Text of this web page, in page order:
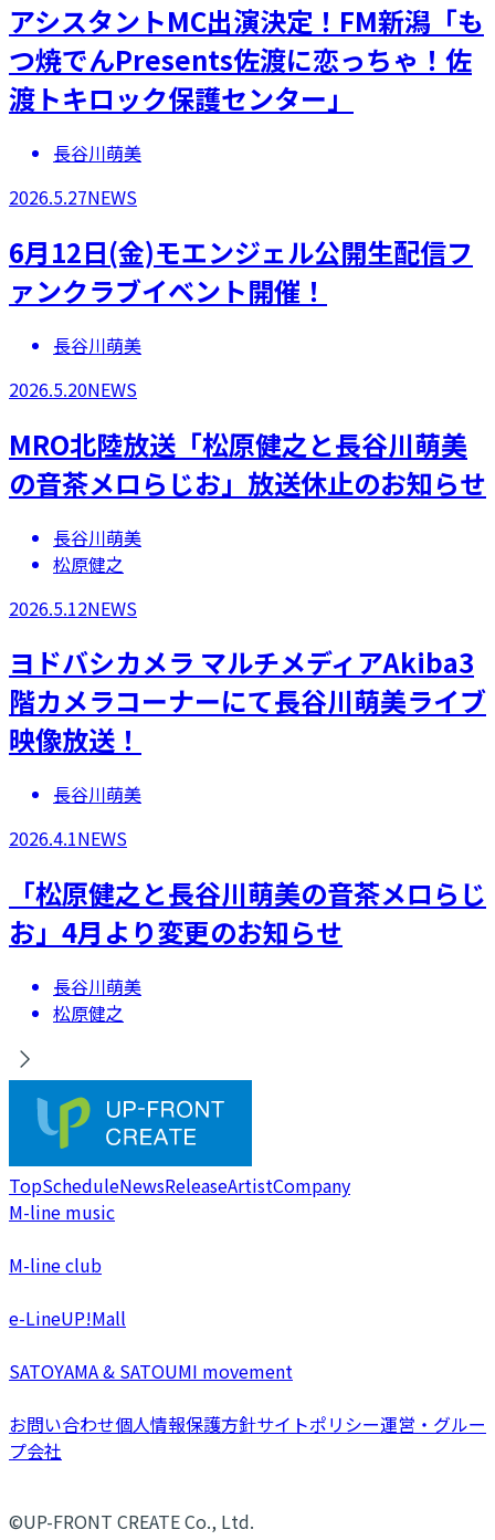
アシスタントMC出演決定！FM新潟「も
つ焼でんPresents佐渡に恋っちゃ！佐
渡トキロック保護センター」
長谷川萌美
2026.5.27NEWS
6月12日(金)モエンジェル公開生配信フ
ァンクラブイベント開催！
長谷川萌美
2026.5.20NEWS
MRO北陸放送「松原健之と長谷川萌美
の音茶メロらじお」放送休止のお知らせ
長谷川萌美
松原健之
2026.5.12NEWS
​ヨドバシカメラ マルチメディアAkiba3
階カメラコーナーにて長谷川萌美ライブ
映像放送！
長谷川萌美
2026.4.1NEWS
「松原健之と長谷川萌美の音茶メロらじ
お」4月より変更のお知らせ
長谷川萌美
松原健之
TopScheduleNewsReleaseArtistCompany
M-line music
M-line club
e-LineUP!Mall
SATOYAMA & SATOUMI movement
お問い合わせ個人情報保護方針サイトポリシー運営・グルー
プ会社
©UP-FRONT CREATE Co., Ltd.